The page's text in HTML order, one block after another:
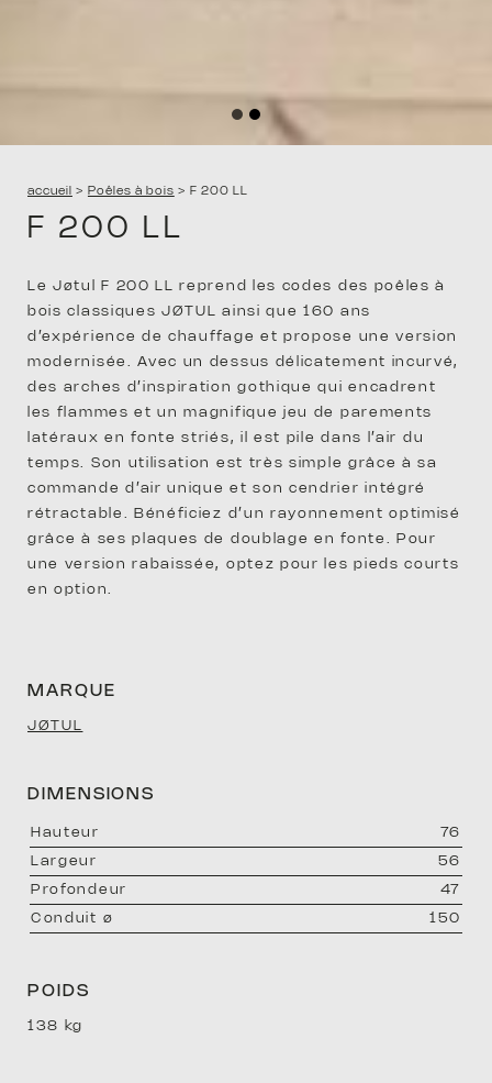
SAV
accueil > Poêles à bois > F 200 LL
F 200 LL
Le Jøtul F 200 LL reprend les codes des poêles à
bois classiques JØTUL ainsi que 160 ans
d’expérience de chauffage et propose une version
modernisée. Avec un dessus délicatement incurvé,
des arches d’inspiration gothique qui encadrent
les flammes et un magnifique jeu de parements
latéraux en fonte striés, il est pile dans l’air du
temps. Son utilisation est très simple grâce à sa
commande d’air unique et son cendrier intégré
rétractable. Bénéficiez d’un rayonnement optimisé
grâce à ses plaques de doublage en fonte. Pour
une version rabaissée, optez pour les pieds courts
en option.
MARQUE
JØTUL
DIMENSIONS
hauteur 76
largeur 56
profondeur 47
conduit ø 150
POIDS
138 kg